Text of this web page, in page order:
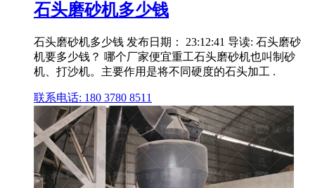
石头磨砂机多少钱
石头磨砂机多少钱 发布日期： 23:12:41 导读: 石头磨砂
机要多少钱？ 哪个厂家便宜重工石头磨砂机也叫制砂
机、打沙机。主要作用是将不同硬度的石头加工 .
联系电话: 180 3780 8511